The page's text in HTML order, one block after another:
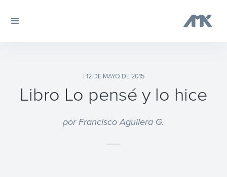
| 12 DE MAYO DE 2015
Libro Lo pensé y lo hice
por Francisco Aguilera G.